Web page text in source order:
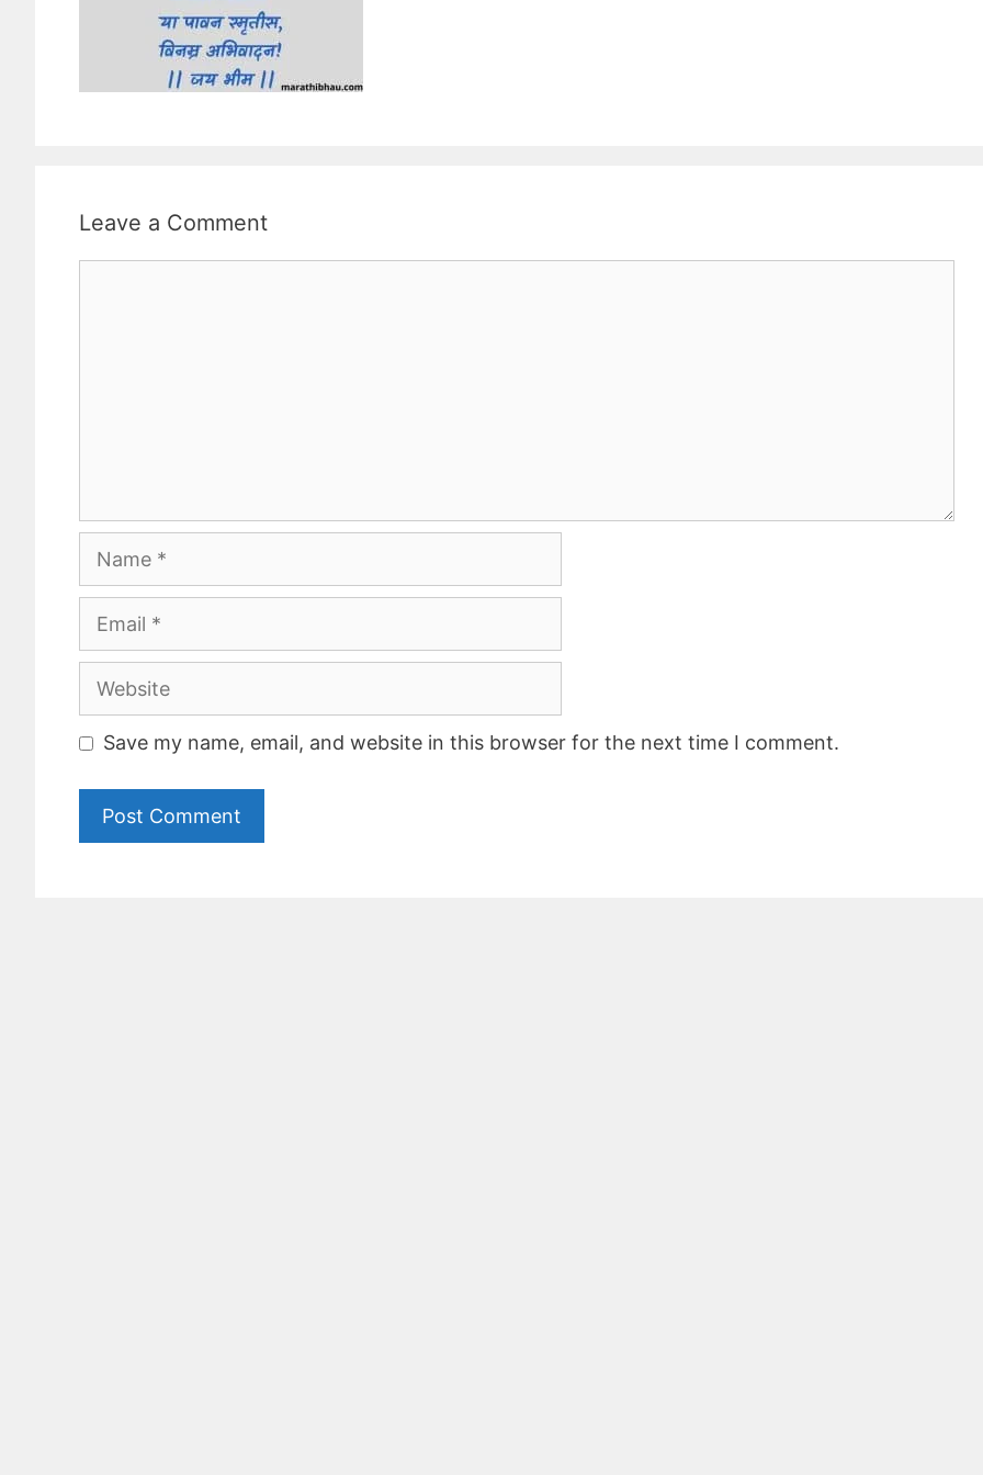
Leave a Comment
Name
Email
Website
Save my name, email, and website in this browser for the next time I comment.